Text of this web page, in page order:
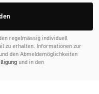
regelmässig individuell
zu erhalten. Informationen zur
den Abmelde­möglichkeiten
und in den